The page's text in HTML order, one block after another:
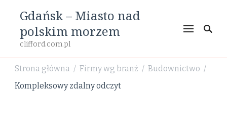
Gdańsk – Miasto nad
polskim morzem
clifford.com.pl
Strona główna / Firmy wg branż / Budownictwo /
Kompleksowy zdalny odczyt